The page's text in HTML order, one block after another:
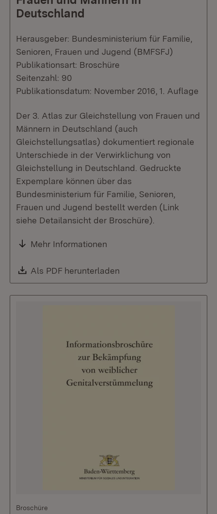
Deutschland
Herausgeber: Bundesministerium für Familie,
Senioren, Frauen und Jugend (BMFSFJ)
Publikationsart: Broschüre
Seitenzahl: 90
Publikationsdatum: November 2016, 1. Auflage
Der 3. Atlas zur Gleichstellung von Frauen und
Männern in Deutschland (auch
Gleichstellungsatlas) dokumentiert regionale
Unterschiede in der Verwirklichung von
Gleichstellung in Deutschland. Gedruckte
Expemplare können über das
Bundesministerium für Familie, Senioren,
Frauen und Jugend bestellt werden (Link
siehe Detailansicht der Broschüre).
Mehr Informationen
Download:
Als PDF herunterladen
Broschüre